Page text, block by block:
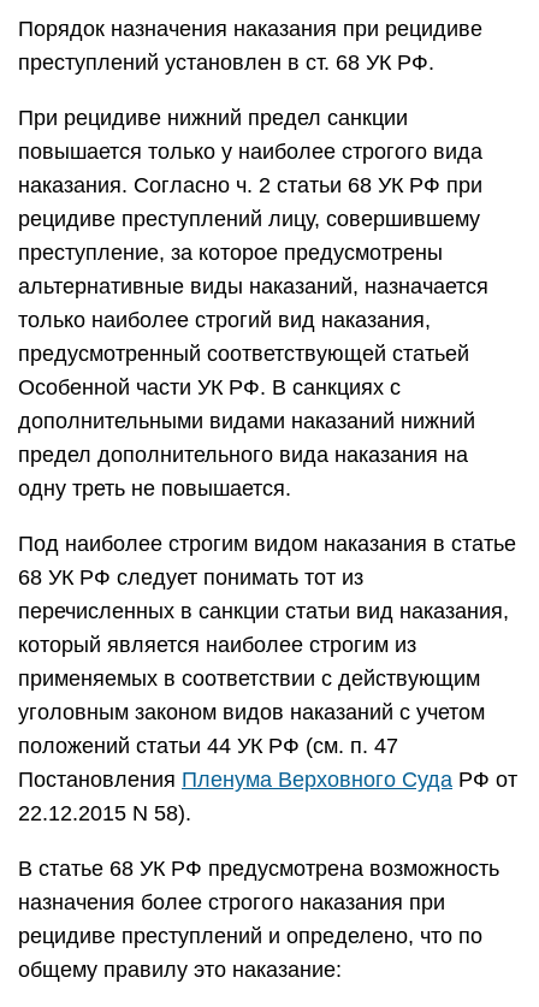
Порядок назначения наказания при рецидиве
преступлений установлен в ст. 68 УК РФ.
При рецидиве нижний предел санкции
повышается только у наиболее строгого вида
наказания. Согласно ч. 2 статьи 68 УК РФ при
рецидиве преступлений лицу, совершившему
преступление, за которое предусмотрены
альтернативные виды наказаний, назначается
только наиболее строгий вид наказания,
предусмотренный соответствующей статьей
Особенной части УК РФ. В санкциях с
дополнительными видами наказаний нижний
предел дополнительного вида наказания на
одну треть не повышается.
Под наиболее строгим видом наказания в статье
68 УК РФ следует понимать тот из
перечисленных в санкции статьи вид наказания,
который является наиболее строгим из
применяемых в соответствии с действующим
уголовным законом видов наказаний с учетом
положений статьи 44 УК РФ (см. п. 47
Постановления Пленума Верховного Суда РФ от
22.12.2015 N 58).
В статье 68 УК РФ предусмотрена возможность
назначения более строгого наказания при
рецидиве преступлений и определено, что по
общему правилу это наказание: